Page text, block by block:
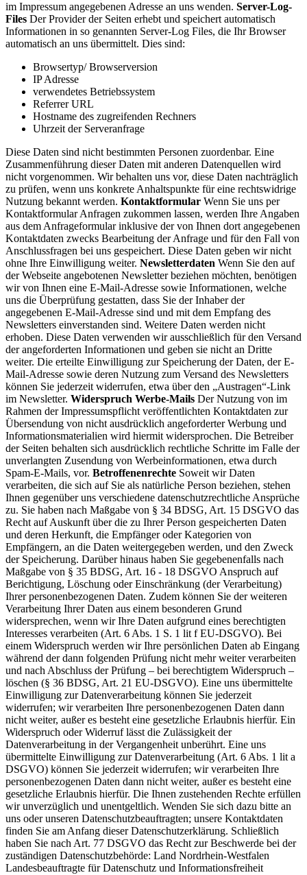
im Impressum angegebenen Adresse an uns wenden. Server-Log-
Files Der Provider der Seiten erhebt und speichert automatisch
Informationen in so genannten Server-Log Files, die Ihr Browser
automatisch an uns übermittelt. Dies sind:
Browsertyp/ Browserversion
IP Adresse
verwendetes Betriebssystem
Referrer URL
Hostname des zugreifenden Rechners
Uhrzeit der Serveranfrage
Diese Daten sind nicht bestimmten Personen zuordenbar. Eine
Zusammenführung dieser Daten mit anderen Datenquellen wird
nicht vorgenommen. Wir behalten uns vor, diese Daten nachträglich
zu prüfen, wenn uns konkrete Anhaltspunkte für eine rechtswidrige
Nutzung bekannt werden. Kontaktformular Wenn Sie uns per
Kontaktformular Anfragen zukommen lassen, werden Ihre Angaben
aus dem Anfrageformular inklusive der von Ihnen dort angegebenen
Kontaktdaten zwecks Bearbeitung der Anfrage und für den Fall von
Anschlussfragen bei uns gespeichert. Diese Daten geben wir nicht
ohne Ihre Einwilligung weiter. Newsletterdaten Wenn Sie den auf
der Webseite angebotenen Newsletter beziehen möchten, benötigen
wir von Ihnen eine E-Mail-Adresse sowie Informationen, welche
uns die Überprüfung gestatten, dass Sie der Inhaber der
angegebenen E-Mail-Adresse sind und mit dem Empfang des
Newsletters einverstanden sind. Weitere Daten werden nicht
erhoben. Diese Daten verwenden wir ausschließlich für den Versand
der angeforderten Informationen und geben sie nicht an Dritte
weiter. Die erteilte Einwilligung zur Speicherung der Daten, der E-
Mail-Adresse sowie deren Nutzung zum Versand des Newsletters
können Sie jederzeit widerrufen, etwa über den „Austragen“-Link
im Newsletter. Widerspruch Werbe-Mails Der Nutzung von im
Rahmen der Impressumspflicht veröffentlichten Kontaktdaten zur
Übersendung von nicht ausdrücklich angeforderter Werbung und
Informationsmaterialien wird hiermit widersprochen. Die Betreiber
der Seiten behalten sich ausdrücklich rechtliche Schritte im Falle der
unverlangten Zusendung von Werbeinformationen, etwa durch
Spam-E-Mails, vor. Betroffenenrechte Soweit wir Daten
verarbeiten, die sich auf Sie als natürliche Person beziehen, stehen
Ihnen gegenüber uns verschiedene datenschutzrechtliche Ansprüche
zu. Sie haben nach Maßgabe von § 34 BDSG, Art. 15 DSGVO das
Recht auf Auskunft über die zu Ihrer Person gespeicherten Daten
und deren Herkunft, die Empfänger oder Kategorien von
Empfängern, an die Daten weitergegeben werden, und den Zweck
der Speicherung. Darüber hinaus haben Sie gegebenenfalls nach
Maßgabe von § 35 BDSG, Art. 16 - 18 DSGVO Anspruch auf
Berichtigung, Löschung oder Einschränkung (der Verarbeitung)
Ihrer personenbezogenen Daten. Zudem können Sie der weiteren
Verarbeitung Ihrer Daten aus einem besonderen Grund
widersprechen, wenn wir Ihre Daten aufgrund eines berechtigten
Interesses verarbeiten (Art. 6 Abs. 1 S. 1 lit f EU-DSGVO). Bei
einem Widerspruch werden wir Ihre persönlichen Daten ab Eingang
während der dann folgenden Prüfung nicht mehr weiter verarbeiten
und nach Abschluss der Prüfung – bei berechtigtem Widerspruch –
löschen (§ 36 BDSG, Art. 21 EU-DSGVO). Eine uns übermittelte
Einwilligung zur Datenverarbeitung können Sie jederzeit
widerrufen; wir verarbeiten Ihre personenbezogenen Daten dann
nicht weiter, außer es besteht eine gesetzliche Erlaubnis hierfür. Ein
Widerspruch oder Widerruf lässt die Zulässigkeit der
Datenverarbeitung in der Vergangenheit unberührt. Eine uns
übermittelte Einwilligung zur Datenverarbeitung (Art. 6 Abs. 1 lit a
DSGVO) können Sie jederzeit widerrufen; wir verarbeiten Ihre
personenbezogenen Daten dann nicht weiter, außer es besteht eine
gesetzliche Erlaubnis hierfür. Die Ihnen zustehenden Rechte erfüllen
wir unverzüglich und unentgeltlich. Wenden Sie sich dazu bitte an
uns oder unseren Datenschutzbeauftragten; unsere Kontaktdaten
finden Sie am Anfang dieser Datenschutzerklärung. Schließlich
haben Sie nach Art. 77 DSGVO das Recht zur Beschwerde bei der
zuständigen Datenschutzbehörde: Land Nordrhein-Westfalen
Landesbeauftragte für Datenschutz und Informationsfreiheit